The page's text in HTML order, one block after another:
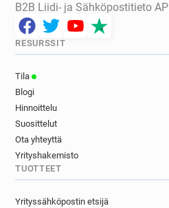
B2B Liidi- ja Sähköpostitieto API
RESURSSIT
Tila
Blogi
Hinnoittelu
Suosittelut
Ota yhteyttä
Yrityshakemisto
TUOTTEET
Yrityssähköpostin etsijä